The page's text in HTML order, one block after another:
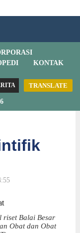
KONTAK
TRANSLATE
riset Balai Besar
Obat dan Obat